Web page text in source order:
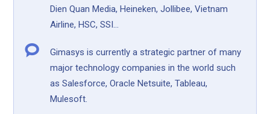
Dien Quan Media, Heineken, Jollibee, Vietnam
Airline, HSC, SSI...
Gimasys is currently a strategic partner of many
major technology companies in the world such
as Salesforce, Oracle Netsuite, Tableau,
Mulesoft.